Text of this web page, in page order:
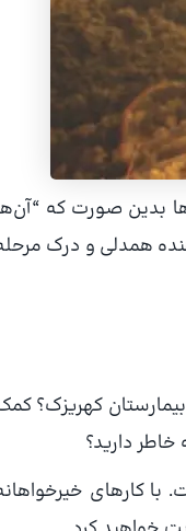
بدین صورت که
همدلی و درک
بیمارستان کهریزک؟
دارید؟
کارهای